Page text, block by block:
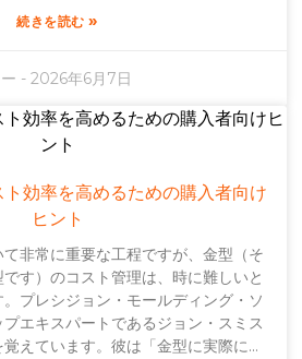
います。しかし、現実的に考えてみま
題は存在します。これらのツールをス
ずしも容易ではなく、こうした高度
熟練した人材が不可欠です。そのた
であり続けるのです。
調査を行い、優れた射出成形パートナ
探す際には、経験や実際に何ができ
があります。多くの企業が専門家だ
が常に安定した結果を出せるわけで
声や事例研究を確認することをお勧め
信頼できるプロバイダーは、ポート
有し、難しい問題にどのように対処し
明してくれるでしょう。とはいえ、最
ミスを犯す可能性があることを覚え
時にはコミュニケーションの行き違
が発生することもあります。だから
待値を設定し、プロセス全体を通し
を密に保つことが非常に重要なので
続きを読む»
-2026年6月7日
効率を高めるための購入者向け
ヒント
非常に重要な工程ですが、金型（そ
す）のコスト管理は、時に難しいと
プレシジョン・モールディング・ソ
エキスパートであるジョン・スミス
えています。彼は「金型に実際に何